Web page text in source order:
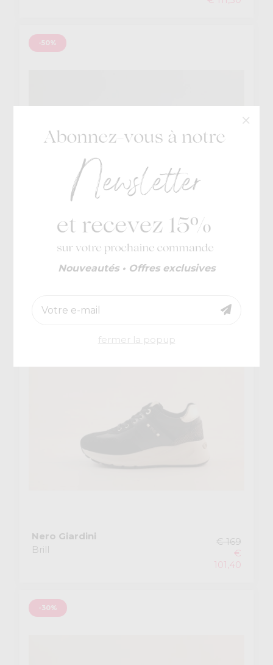
-50%
Teagan
€ 179
Nero Giardini
Brill
€ 169
€
101,40
-30%
Nouveautés • Offres exclusives
fermer la popup